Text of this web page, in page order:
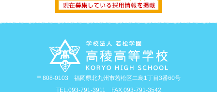
〒808-0103 福岡県北九州市若松区二島1丁目3番60号
TEL.093-791-3911 FAX.093-791-3542